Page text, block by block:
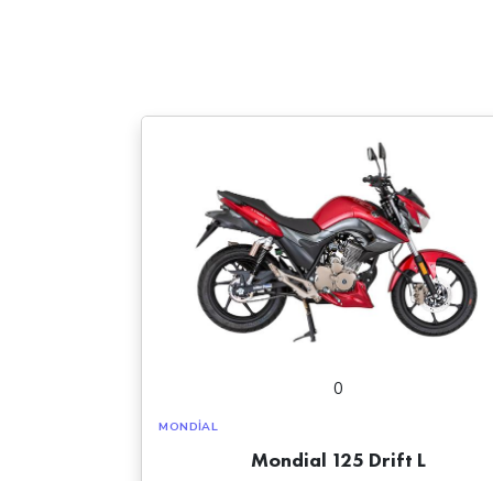
0
MONDIAL
Mondial 125 Drift L